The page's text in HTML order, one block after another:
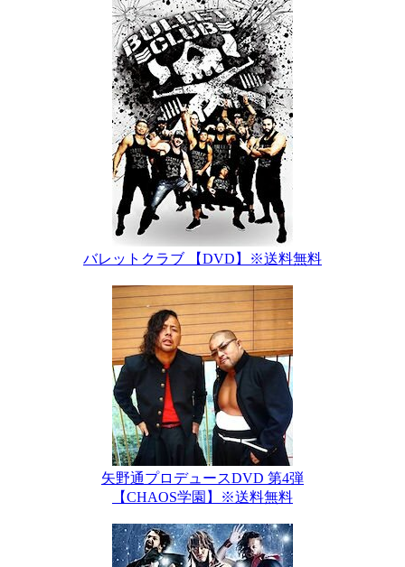
バレットクラブ 【DVD】※送料無料
矢野通プロデュースDVD 第4弾
【CHAOS学園】※送料無料